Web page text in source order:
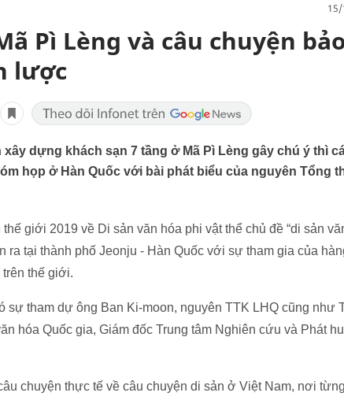
Pì Lèng và câu chuyện
lược
dựng khách sạn 7 tầng ở Mã Pì Lèng gây chú ý thì
họp ở Hàn Quốc với bài phát biểu của nguyên Tổng
giới 2019 về Di sản văn hóa phi vật thể chủ đề “di sản
ra tại thành phố Jeonju - Hàn Quốc với sự tham gia của
thế giới.
sự tham dự ông Ban Ki-moon, nguyên TTK LHQ cũng như
hóa Quốc gia, Giám đốc Trung tâm Nghiên cứu và Phát
chuyện thực tế về câu chuyện di sản ở Việt Nam, nơi